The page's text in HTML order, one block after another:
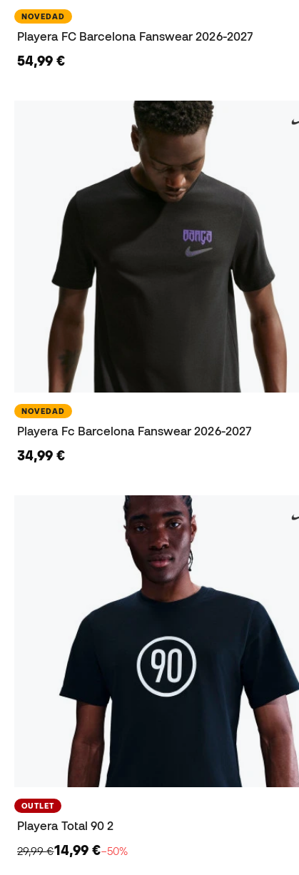
NOVEDAD
Playera FC Barcelona Fanswear 2026-2027
54,99 €
NOVEDAD
Playera Fc Barcelona Fanswear 2026-2027
34,99 €
OUTLET
Playera Total 90 2
29,99 €14,99 €−50%